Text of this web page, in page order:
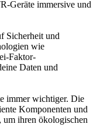
Geräte immersive und
Sicherheit und
wie
Faktor-
Daten und
immer wichtiger. Die
Komponenten und
ihren ökologischen